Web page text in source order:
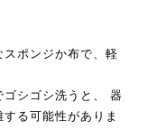
ポンジか布で、軽
シゴシ洗うと、 器
る可能性がありま